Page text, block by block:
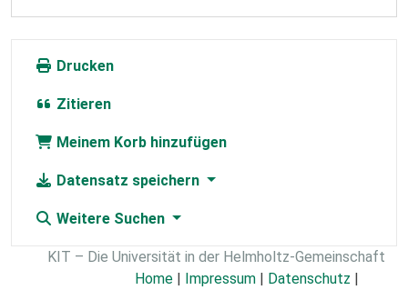
Drucken
Zitieren
Meinem Korb hinzufügen
Datensatz speichern
Weitere Suchen
KIT – Die Universität in der Helmholtz-Gemeinschaft
Home | Impressum | Datenschutz |